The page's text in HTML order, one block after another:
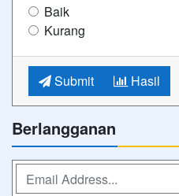
Baik
Kurang
Submit Hasil
Berlangganan